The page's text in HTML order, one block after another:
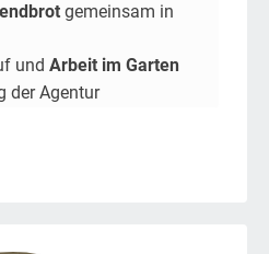
gemeinsam in
und Arbeit im Garten
der Agentur